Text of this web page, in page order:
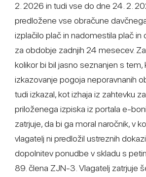
2. 2026 in tudi vse do dne 24. 2.
predložene vse obračune
izplačilo plač in nadomestila plač in
za obdobje zadnjih 24 mesecev.
kolikor bi bil jasno seznanjen s tem,
izkazovanje pogoja neporavnanih
tudi izkazal, kot izhaja iz zahtevku
priloženega izpiska iz portala e-
zatrjuje, da bi ga moral naročnik, v
vlagatelj ni predložil ustreznih
dopolnitev ponudbe v skladu s
89. člena ZJN-3. Vlagatelj zatrjuje